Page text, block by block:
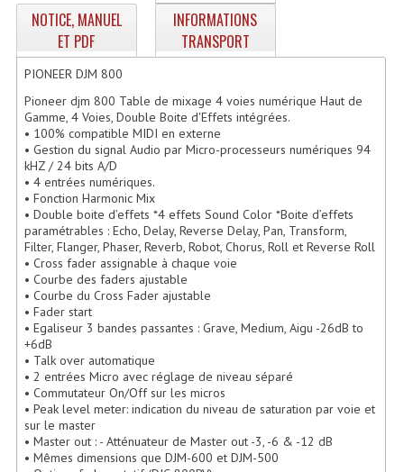
Enceintes (Ecoutes De Studio)
Enceintes Autonomes Portables Amplifiées
Enceintes Monitoring
Filtres Actifs, Correcteurs
Haut-Parleurs Moteurs Tweeters Filtres
Haut Parleurs Sono
Filtres Passifs
Haut-Parleurs Amplis Guitare
Tweeters Pour Enceintes
Lecteurs Audio & Sources
Platines Disque Vinyles
NOTICE, MANUEL
ET PDF
INFORMATIONS
TRANSPORT
PIONEER DJM 800
Pioneer djm 800 Table de mixage 4 voies numérique Haut de
Gamme, 4 Voies, Double Boite d'Effets intégrées.
• 100% compatible MIDI en externe
• Gestion du signal Audio par Micro-processeurs numériques 94
kHZ / 24 bits A/D
• 4 entrées numériques.
• Fonction Harmonic Mix
• Double boite d’effets *4 effets Sound Color *Boite d’effets
paramétrables : Echo, Delay, Reverse Delay, Pan, Transform,
Filter, Flanger, Phaser, Reverb, Robot, Chorus, Roll et Reverse Roll
• Cross fader assignable à chaque voie
• Courbe des faders ajustable
• Courbe du Cross Fader ajustable
• Fader start
• Egaliseur 3 bandes passantes : Grave, Medium, Aigu -26dB to
+6dB
• Talk over automatique
• 2 entrées Micro avec réglage de niveau séparé
• Commutateur On/Off sur les micros
• Peak level meter: indication du niveau de saturation par voie et
sur le master
• Master out : - Atténuateur de Master out -3, -6 & -12 dB
• Mêmes dimensions que DJM-600 et DJM-500